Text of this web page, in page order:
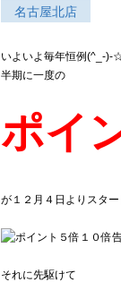
名古屋北店
いよいよ毎年恒例(^_-)-
半期に一度の
ポイ
が１２月４日よりスター
それに先駆けて